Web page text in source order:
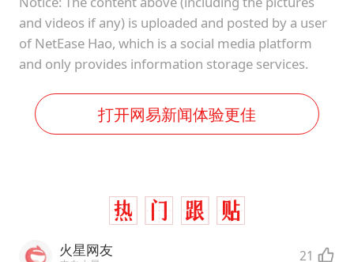
and videos if any) is uploaded and posted by a user
of NetEase Hao, which is a social media platform
and only provides information storage services.
打开网易新闻体验更佳
火星网友 21